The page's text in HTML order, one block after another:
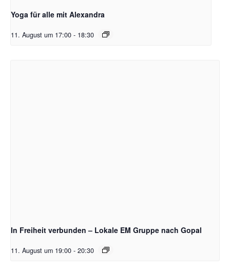
Yoga für alle mit Alexandra
11. August um 17:00 - 18:30
In Freiheit verbunden – Lokale EM Gruppe nach Gopal
11. August um 19:00 - 20:30